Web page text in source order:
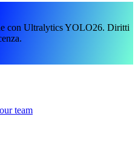
con Ultralytics YOLO26. Diritti